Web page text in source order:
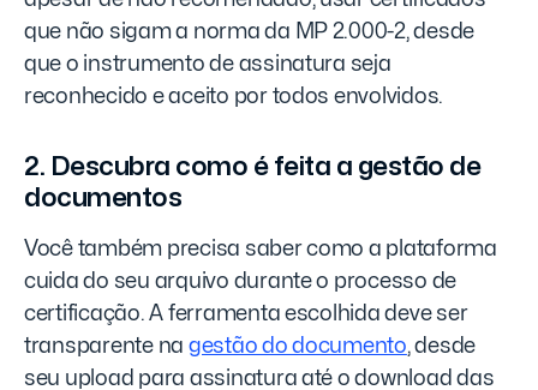
que não sigam a norma da MP 2.000-2, desde
que o instrumento de assinatura seja
reconhecido e aceito por todos envolvidos.
2. Descubra como é feita a gestão de
documentos
Você também precisa saber como a plataforma
cuida do seu arquivo durante o processo de
certificação. A ferramenta escolhida deve ser
transparente na gestão do documento, desde
seu upload para assinatura até o download das